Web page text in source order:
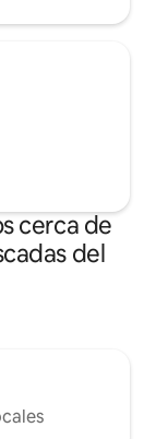
cerca de
del